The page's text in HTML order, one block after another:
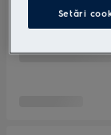
Setări